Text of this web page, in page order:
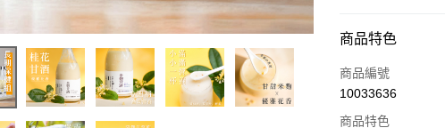
付款方式
信用卡一次付款
商品特色
商品編號
10033636
商品特色